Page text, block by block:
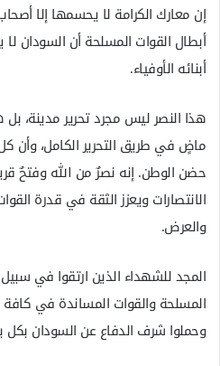
إن معارك الكرامة لا يحسمها إلا
أبطال القوات المسلحة أن السودان
أبنائه الأوفياء.
هذا النصر ليس مجرد تحرير مدينة،
ماضٍ في طريق التحرير الكامل، وأن
حضن الوطن. إنه نصرٌ من الله وفتحٌ
الانتصارات ويعزز الثقة في قدرة
والعرض.
المجد للشهداء الذين ارتقوا في
المسلحة والقوات المساندة في كافة
وحملوا شرف الدفاع عن السودان بكل